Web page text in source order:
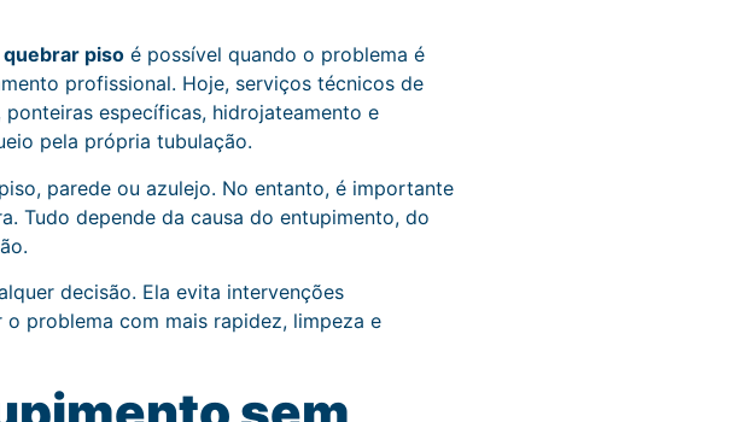
pisoé possível quando o problema é
profissional. Hoje, serviços técnicos de
específicas, hidrojateamento e
pela própria tubulação.
parede ou azulejo. No entanto, é importante
Tudo depende da causa do entupimento, do
decisão. Ela evita intervenções
o problema com mais rapidez, limpeza e